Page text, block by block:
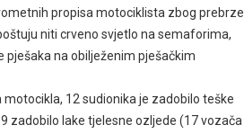
propisa motociklista zbog prebrze
niti crveno svjetlo na semaforima,
na obilježenim pješačkim
12 sudionika je zadobilo teške
zadobilo lake tjelesne ozljede (17 vozača